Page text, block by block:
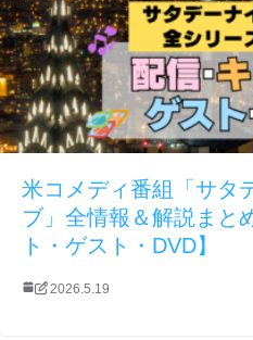
米コメディ番組「サタ
ブ」全情報＆解説まと
ト・ゲスト・DVD】
2026.5.19